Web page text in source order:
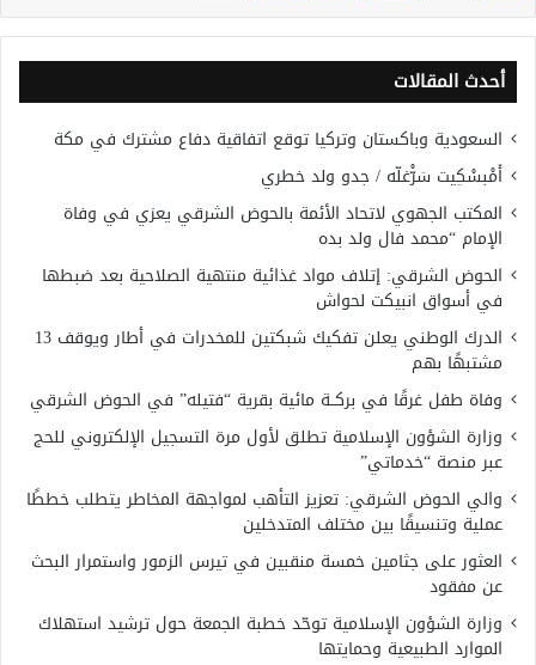
أحدث المقالات
السعودية وباكستان وتركيا توقع اتفاقية دفاع مشترك في مكة
أَمْبسْكِيت سَرّْغلّه / جدو ولد خطري
المكتب الجهوي لاتحاد الأئمة بالحوض الشرقي يعزي في وفاة
الإمام “محمد فال ولد بده
الحوض الشرقي: إتلاف مواد غذائية منتهية الصلاحية بعد ضبطها
في أسواق انبيكت لحواش
الدرك الوطني يعلن تفكيك شبكتين للمخدرات في أطار ويوقف 13
مشتبهًا بهم
وفاة طفل غرقًا في بركــة مائية بقرية “فتيله” في الحوض الشرقي
وزارة الشؤون الإسلامية تطلق لأول مرة التسجيل الإلكتروني للحج
عبر منصة “خدماتي”
والي الحوض الشرقي: تعزيز التأهب لمواجهة المخاطر يتطلب خططًا
عملية وتنسيقًا بين مختلف المتدخلين
العثور على جثامين خمسة منقبين في تيرس الزمور واستمرار البحث
عن مفقود
وزارة الشؤون الإسلامية توحّد خطبة الجمعة حول ترشيد استهلاك
الموارد الطبيعية وحمايتها